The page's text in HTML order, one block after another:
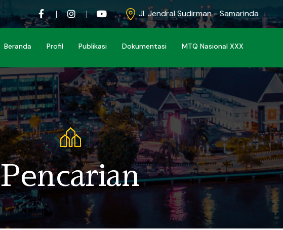
Jl. Jendral Sudirman - Samarinda
Beranda Profil Publikasi Dokumentasi MTQ Nasional XXX
Pencarian